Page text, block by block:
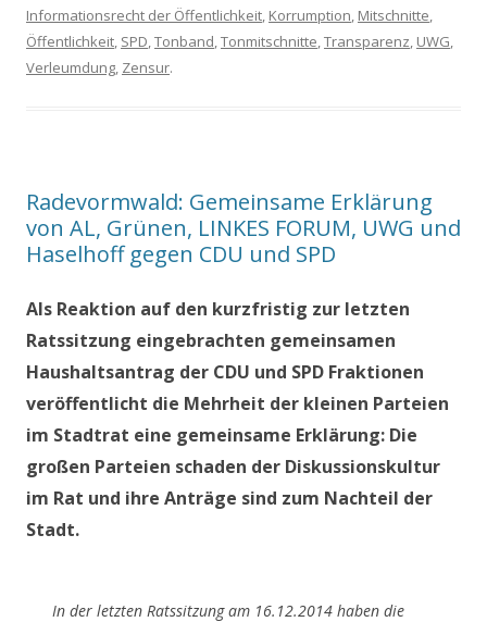
Informationsrecht der Öffentlichkeit, Korrumption, Mitschnitte,
Öffentlichkeit, SPD,Tonband,Tonmitschnitte,Transparenz, UWG,
Verleumdung, Zensur.
Radevormwald: Gemeinsame Erklärung
von AL, Grünen, LINKES FORUM, UWG und
Haselhoff gegen CDU und SPD
Als Reaktion auf den kurzfristig zur letzten
Ratssitzung eingebrachten gemeinsamen
Haushaltsantrag der CDU und SPD Fraktionen
veröffentlicht die Mehrheit der kleinen Parteien
im Stadtrat eine gemeinsame Erklärung: Die
großen Parteien schaden der Diskussionskultur
im Rat und ihre Anträge sind zum Nachteil der
Stadt.
In der letzten Ratssitzung am 16.12.2014 haben die